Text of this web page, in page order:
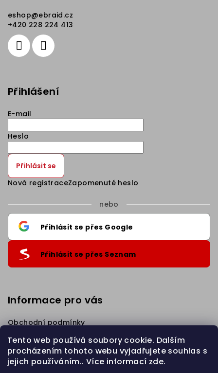
Tento web používá soubory cookie. Dalším
procházením tohoto webu vyjadřujete souhlas s
jejich používáním.. Více informací zde.
eshop@ebraid.cz
+420 228 224 413
Přihlášení
E-mail
Heslo
Přihlásit se
Nová registraceZapomenuté heslo
nebo
Přihlásit se přes Google
Přihlásit se přes Seznam
Informace pro vás
Obchodní podmínky
Podmínky ochrany osobních údajů
Věrnostní Sleva
Napište nám